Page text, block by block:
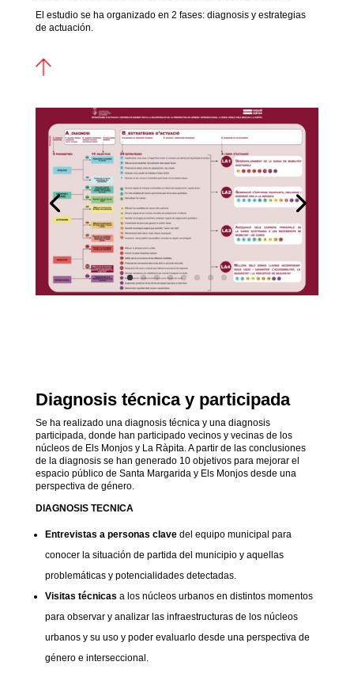
El estudio se ha organizado en 2 fases: diagnosis y estrategias
de actuación.
Diagnosis técnica y participada
Se ha realizado una diagnosis técnica y una diagnosis
participada, donde han participado vecinos y vecinas de los
núcleos de Els Monjos y La Ràpita. A partir de las conclusiones
de la diagnosis se han generado 10 objetivos para mejorar el
espacio público de Santa Margarida y Els Monjos desde una
perspectiva de género.
DIAGNOSIS TECNICA
Entrevistas a personas clavedel equipo municipal para
conocer la situación de partida del municipio y aquellas
problemáticas y potencialidades detectadas.
Visitas técnicas a los núcleos urbanos en distintos momentos
para observar y analizar las infraestructuras de los núcleos
urbanos y su uso y poder evaluarlo desde una perspectiva de
género e interseccional.